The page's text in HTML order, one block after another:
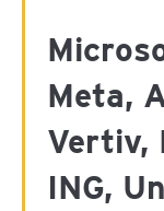
Meta,
Vertiv,
ING,